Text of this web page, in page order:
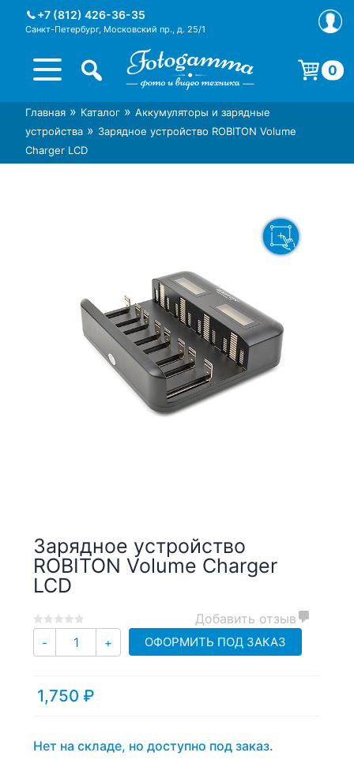
+7 (812) 426-36-35
Санкт-Петербург, Московский пр., д. 25/1
Интернет-магазин фототехники
Foto-Gamma в СПб
Магазин фотоаксессуаров foto-
gamma.ru
0
Корзина пуста.
Главная » Каталог » Аккумуляторы и зарядные
устройства » Зарядное устройство ROBITON Volume
Charger LCD
Зарядное устройство
ROBITON Volume Charger
LCD
05
on
0
customer
Добавить отзыв
- Количество
+ ОФОРМИТЬ ПОД ЗАКАЗ
1,750 ₽
Нет на складе, но доступно под заказ.